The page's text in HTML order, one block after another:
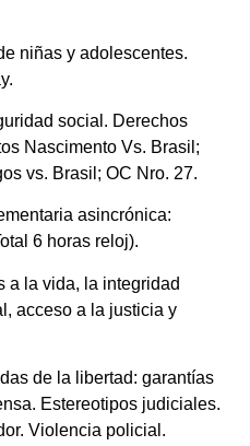
niñas y adolescentes.
social. Derechos
Nascimento Vs. Brasil;
vs. Brasil; OC Nro. 27.
asincrónica:
6 horas reloj).
a la vida, la integridad
acceso a la justicia y
de la libertad: garantías
Estereotipos judiciales.
Violencia policial.